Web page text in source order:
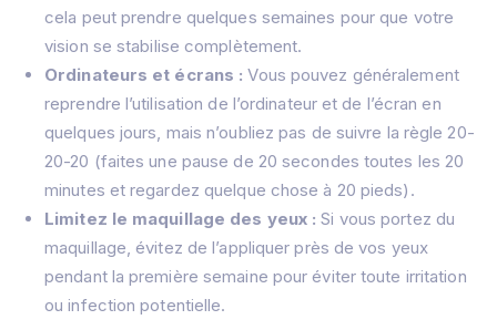
cela peut prendre quelques semaines pour que votre
vision se stabilise complètement.
Ordinateurs et écrans : Vous pouvez généralement
reprendre l’utilisation de l’ordinateur et de l’écran en
quelques jours, mais n’oubliez pas de suivre la règle 20-
20-20 (faites une pause de 20 secondes toutes les 20
minutes et regardez quelque chose à 20 pieds).
Limitez le maquillage des yeux : Si vous portez du
maquillage, évitez de l’appliquer près de vos yeux
pendant la première semaine pour éviter toute irritation
ou infection potentielle.